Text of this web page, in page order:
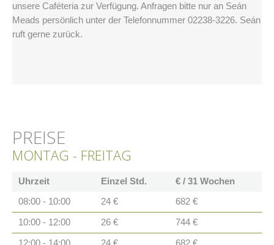
unsere Caféteria zur Verfügung. Anfragen bitte nur an Seán
Meads persönlich unter der Telefonnummer 02238-3226. Seán
ruft gerne zurück.
PREISE
MONTAG - FREITAG
Uhrzeit Einzel Std. € / 31 Wochen
08:00 - 10:00 24 € 682 €
10:00 - 12:00 26 € 744 €
12:00 - 14:00 24 € 682 €